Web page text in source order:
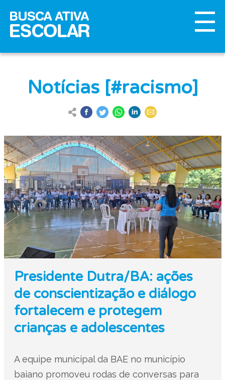
Notícias [#racismo]
Presidente Dutra/BA: ações
de conscientização e diálogo
fortalecem e protegem
crianças e adolescentes
A equipe municipal da BAE no município
baiano promoveu rodas de conversas para